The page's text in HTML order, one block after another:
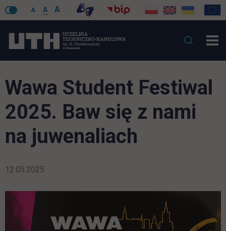
A A A
Wawa Student Festiwal
2025. Baw się z nami
na juwenaliach
12.05.2025